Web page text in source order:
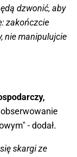
dzwonić, aby
zakończcie
nie manipulujcie
obserwowanie
- dodał.
skargi ze